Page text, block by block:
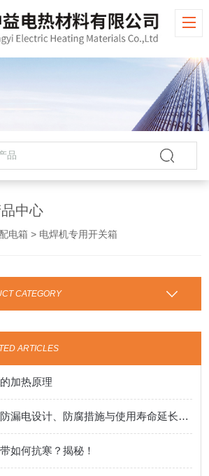
中心
电箱 > 电焊机专用开关箱
CATEGORY
ARTICLES
加热原理
天沟融雪系统的防漏电设计、防腐措施与使用寿命延长策略
如何抗寒？揭秘！